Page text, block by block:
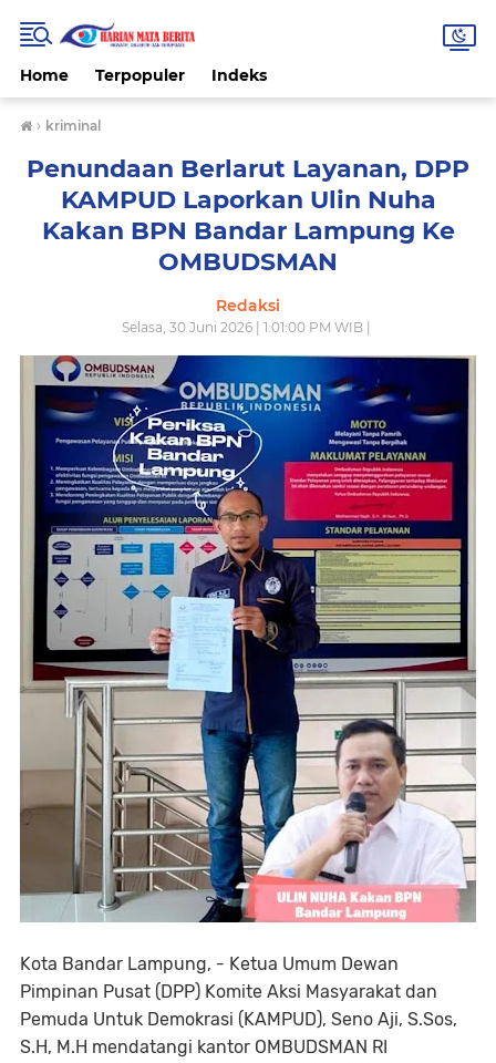
Home Terpopuler Indeks
› kriminal
Penundaan Berlarut Layanan, DPP
KAMPUD Laporkan Ulin Nuha
Kakan BPN Bandar Lampung Ke
OMBUDSMAN
Redaksi
Selasa, 30 Juni 2026 | 1:01:00 PM WIB |
Kota Bandar Lampung, - Ketua Umum Dewan
Pimpinan Pusat (DPP) Komite Aksi Masyarakat dan
Pemuda Untuk Demokrasi (KAMPUD), Seno Aji, S.Sos,
S.H, M.H mendatangi kantor OMBUDSMAN RI